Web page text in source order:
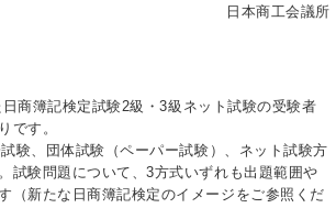
日本商工会議所
商簿記検定試験2級・3級ネット試験の受験者
です。
験、団体試験（ペーパー試験）、ネット試験方
試験問題について、3方式いずれも出題範囲や
（新たな日商簿記検定のイメージをご参照くだ